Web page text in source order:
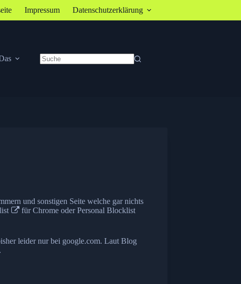
Impressum Datenschutzerklärung
und sonstigen Seite welche gar nichts
für Chrome oderPersonal Blocklist
leider nur bei google.com. Laut Blog